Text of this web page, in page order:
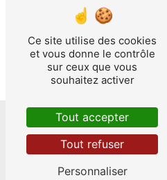
vos données pendant la période de
durée de prescription légale aux
contentieux. Vous avez le droit de
d'opposition au démarchage
adresse: Bloctel.gouv.fr . Consultez
Recherches
- 2026 -
Mentions légales
Ce site utilise des cookies
et vous donne le contrôle
sur ceux que vous
souhaitez activer
Tout accepter
Tout refuser
Personnaliser